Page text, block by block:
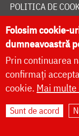
POLITICA DE
DONEAZĂ ONLINE
LIVE
Site
Folosim cookie-
dumneavoastră
Prin continuarea
confirmați
cookie. Mai
Sunt de acord